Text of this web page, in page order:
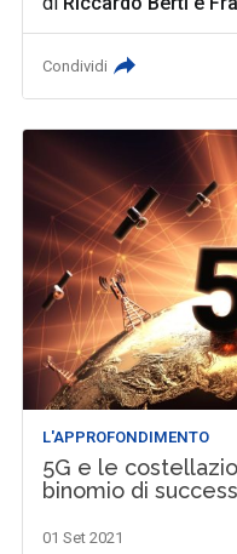
Condividi
L'APPROFONDIMENTO
5G e le
binomio di
01 Set 2021